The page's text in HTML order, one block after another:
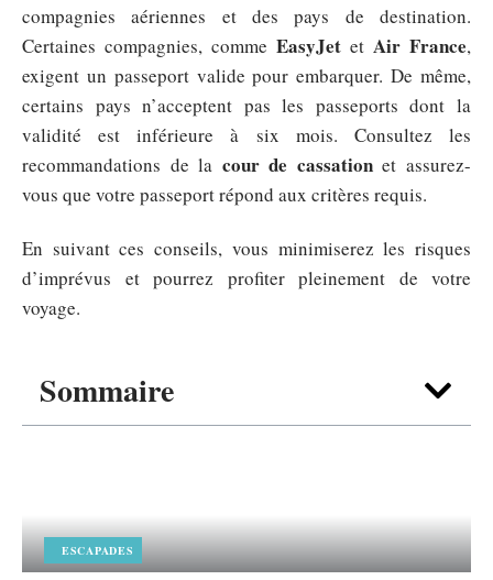
Sommaire
ESCAPADES
compagnies aériennes et des pays de destination.
Certaines compagnies, comme EasyJet et Air France,
exigent un passeport valide pour embarquer. De même,
certains pays n’acceptent pas les passeports dont la
validité est inférieure à six mois. Consultez les
recommandations de la cour de cassationet assurez-
vous que votre passeport répond aux critères requis.
En suivant ces conseils, vous minimiserez les risques
d’imprévus et pourrez profiter pleinement de votre
voyage.